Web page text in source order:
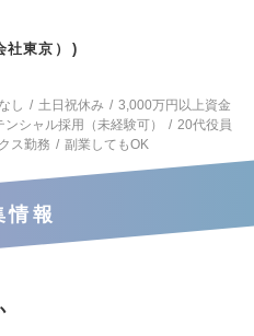
東京）
し 土日祝休み
3,000万円以上資金
ンシャル採用（未経験可）
20代役員
ス勤務 副業してもOK
情報